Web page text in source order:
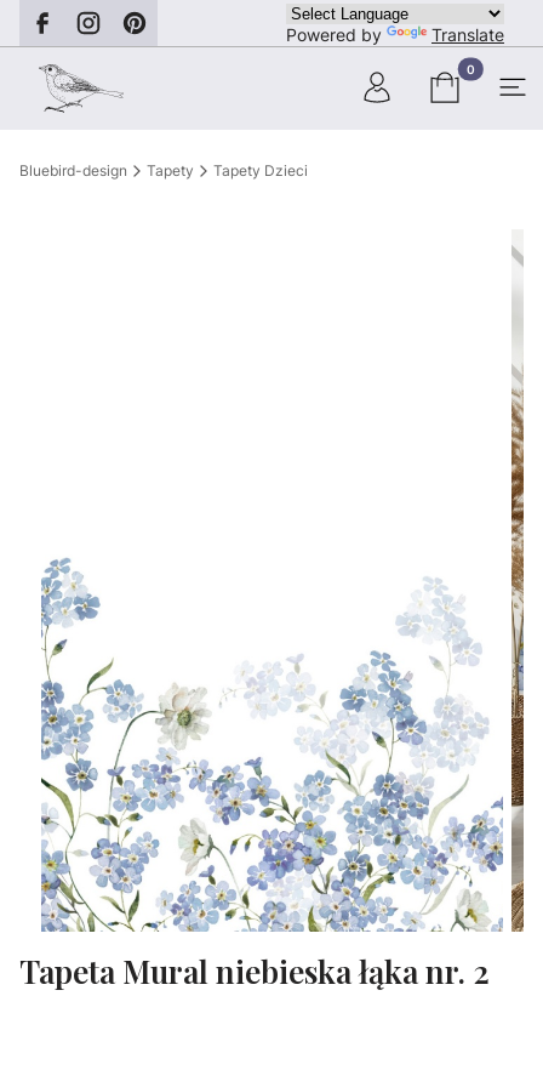
Powered by Translate
Produkty w
Bluebird-design Tapety Tapety Dzieci
Tapeta Mural niebieska łąka nr. 2